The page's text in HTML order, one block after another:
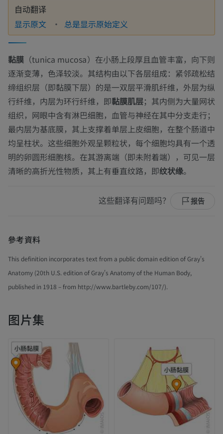
自动翻译
显示原文 总是显示原始定义
黏膜 （tunica mucosa）在小肠上段厚且血管丰富，向下则
逐渐变薄，色泽较淡。其结构由以下各层组成：紧邻疏松结
缔组织层（即黏膜下层）的是一双层平滑肌纤维，外层为纵
行纤维，内层为环行纤维，即黏膜肌层；其内侧为大量网状
组织，网眼中含有淋巴细胞，血管与神经在其中分支走行；
最内层为基底膜，其上支撑着单层上皮细胞，在整个肠道中
均呈柱状。这些细胞外观呈颗粒状，每个细胞均具有一个透
明的卵圆形细胞核。在其游离端（即未附着端），可见一层
清晰的高折光性物质，其上有垂直纹路，即纹状缘。
这些翻译有问题吗？ 报告
參考資料
This definition incorporates text from a public domain edition of Gray's
Anatomy (20th U.S. edition of Gray's Anatomy of the Human Body,
published in 1918 – from http://www.bartleby.com/107/).
图片集